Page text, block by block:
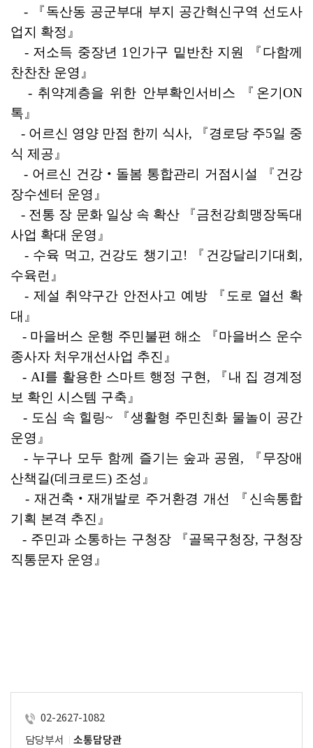
-
『독산동 공군부대 부지 공간혁신구역 선도사
업지 확정』
- 저소득 중장년 1인가구 밑반찬 지원 『다함께
찬찬찬 운영』
- 취약계층을 위한 안부확인서비스 『 온기 ON
톡』
- 어르신 영양 만점 한끼 식사, 『경로당 주5일 중
식 제공』
- 어르신 건강 ‧ 돌봄 통합관리 거점시설 『 건강
장수센터 운영』
- 전통 장 문화 일상 속 확산 『금천강희맹장독대
사업 확대 운영』
- 수육 먹고, 건강도 챙기고! 『 건강달리기대회
수육런 』
- 제설 취약구간 안전사고 예방 『도로 열선 확
대 』
- 마을버스 운행 주민불편 해소 『마을버스 운수
종사자 처우개선사업 추진 』
- AI를 활용한 스마트 행정 구현, 『내 집 경계정
보 확인 시스템 구축』
- 도심 속 힐링~ 『생활형 주민친화 물놀이 공간
운영』
- 누구나 모두 함께 즐기는 숲과 공원, 『무장애
산책길(데크로드) 조성』
- 재건축 ‧ 재개발로 주거환경 개선 『 신속통합
기획 본격 추진 』
- 주민과 소통하는 구청장 『골목구청장, 구청장
직통문자 운영』
02-2627-1082
담당부서
소통담당관